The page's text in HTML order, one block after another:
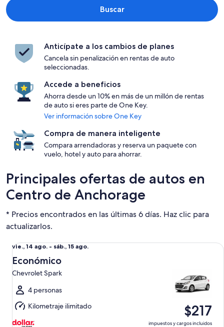
Buscar
Anticípate a los cambios de planes
Cancela sin penalización en rentas de auto
seleccionadas.
Accede a beneficios
Ahorra desde un 10% en más de un millón de rentas
de auto si eres parte de One Key.
Ver información sobre One Key
Compra de manera inteligente
Compara arrendadoras y reserva un paquete con
vuelo, hotel y auto para ahorrar.
Principales ofertas de autos en
Centro de Anchorage
* Precios encontrados en las últimas 6 días. Haz clic para
actualizarlos.
Del
vie.,
14
ago.
al
sáb.,
15
ago.
vie., 14 ago. - sáb., 15 ago.
Económico
Chevrolet Spark
4 personas
Kilometraje ilimitado
$217
impuestos y cargos incluidos
Económico Chevrolet Spark